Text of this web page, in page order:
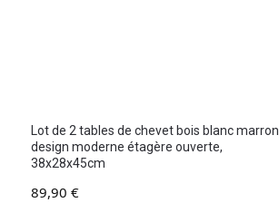
Lot de 2 tables de chevet bois blanc marron
design moderne étagère ouverte,
38x28x45cm
89,90 €